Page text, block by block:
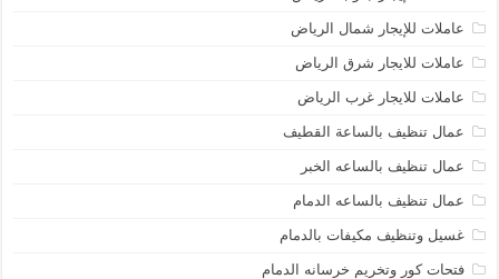
عاملات للإيجار شمال الرياض
عاملات للايجار شرق الرياض
عاملات للايجار غرب الرياض
عمال تنظيف بالساعة القطيف
عمال تنظيف بالساعه الخبر
عمال تنظيف بالساعه الدمام
غسيل وتنظيف مكيفات بالدمام
فتحات كور وتخريم خرسانه الدمام